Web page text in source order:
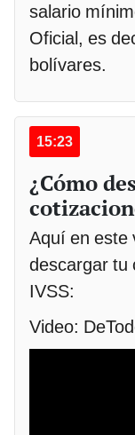
salario
Oficial, es
bolívares.
15:23
¿Cómo
Aquí en este
descargar tu
IVSS:
Video: